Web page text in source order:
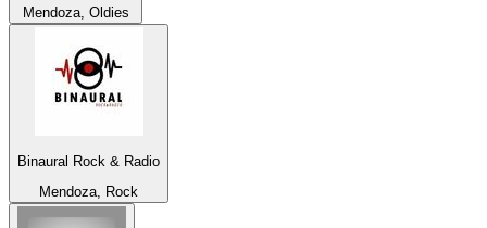
Mendoza, Oldies
Binaural Rock & Radio
Mendoza, Rock